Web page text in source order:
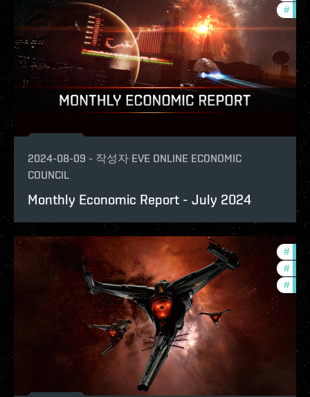
#
2024-08-09 - 작성자 EVE ONLINE ECONOMIC
COUNCIL
Monthly Economic Report - July 2024
#
#
#